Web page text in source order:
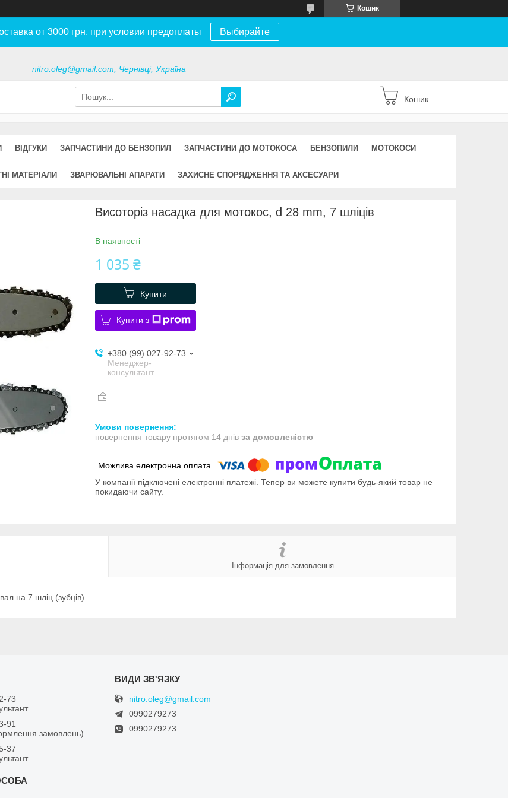
Кошик
от 3000 грн, при условии предоплаты Выбирайте
nitro.oleg@gmail.com, Чернівці, Україна
Кошик
ВІДГУКИ ЗАПЧАСТИНИ ДО БЕНЗОПИЛ ЗАПЧАСТИНИ ДО МОТОКОСА БЕНЗОПИЛИ МОТОКОСИ
МАТЕРІАЛИ ЗВАРЮВАЛЬНІ АПАРАТИ ЗАХИСНЕ СПОРЯДЖЕННЯ ТА АКСЕСУАРИ
Висоторіз насадка для мотокос, d 28 mm, 7 шліців
В наявності
1 035 ₴
Купити
Купити з
+380 (99) 027-92-73
Менеджер-
консультант
повернення товару протягом 14 днів за домовленістю
У компанії підключені електронні платежі. Тепер ви можете купити будь-який товар не
покидаючи сайту.
Інформація для замовлення
на 7 шліц (зубців).
73
91
замовлень)
37
nitro.oleg@gmail.com
0990279273
0990279273